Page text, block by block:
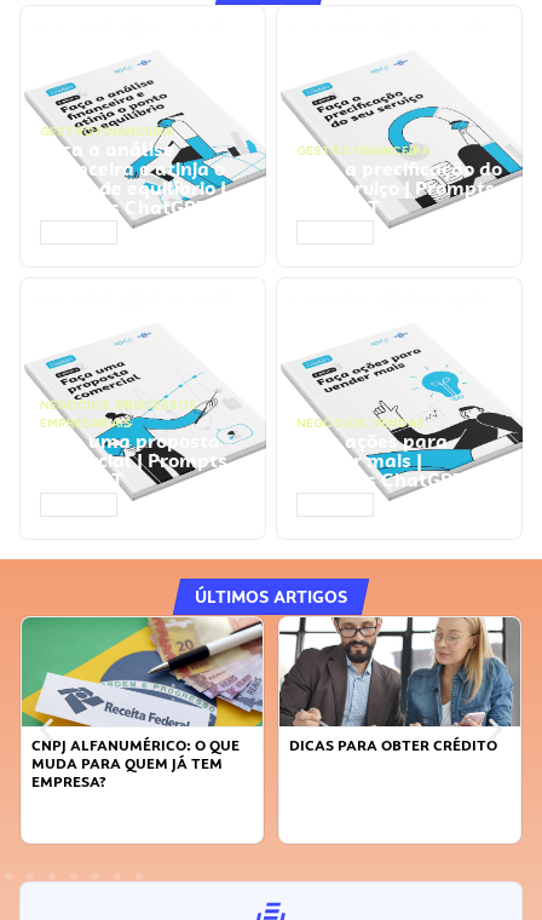
GESTÃO FINANCEIRA
Faça a análise
financeira e atinja o
ponto de equilíbrio |
Prompts ChatGPT
GESTÃO FINANCEIRA
Faça a precificação do
seu serviço | Prompts
ChatGPT
NEGÓCIOS, PROCESSOS
EMPRESARIAIS
Faça uma proposta
comercial | Prompts
ChatGPT
NEGÓCIOS, VENDAS
Faça ações para
vender mais |
Prompts ChatGPT
ÚLTIMOS ARTIGOS
CNPJ ALFANUMÉRICO: O QUE
MUDA PARA QUEM JÁ TEM
EMPRESA?
DICAS PARA OBTER CRÉDITO